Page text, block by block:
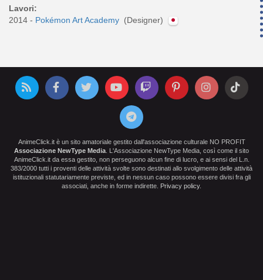
Lavori:
2014 - Pokémon Art Academy (Designer)
AnimeClick.it è un sito amatoriale gestito dall'associazione culturale NO PROFIT
Associazione NewType Media . L'Associazione NewType Media, così come il sito
AnimeClick.it da essa gestito, non perseguono alcun fine di lucro, e ai sensi del L.n.
383/2000 tutti i proventi delle attività svolte sono destinati allo svolgimento delle attività
istituzionali statutariamente previste, ed in nessun caso possono essere divisi fra gli
associati, anche in forme indirette. Privacy policy.